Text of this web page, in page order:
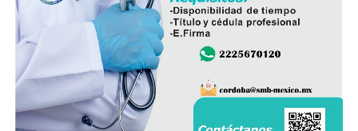
La administración municipal informó que este tipo de
proyectos forma parte del programa de mejoramiento
de infraestructura básica que se ejecuta durante el
presente ejercicio, con el objetivo de renovar redes de
servicios que han rebasado su vida útil y atender una de
las principales demandas de la población.